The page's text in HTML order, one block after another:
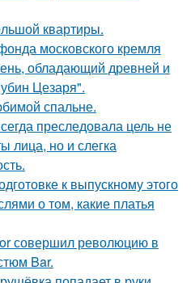
квартиры.
московского кремля
обладающий древней и
Цезаря".
спальне.
преследовала цель не
лица, но и слегка
к выпускному этого
о том, какие платья
совершил революцию в
Bar.